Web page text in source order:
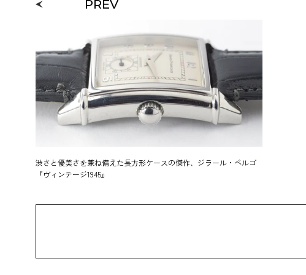
PREV
渋さと優美さを兼ね備えた長方形ケースの傑作、ジラール・ペルゴ
『ヴィンテージ1945』